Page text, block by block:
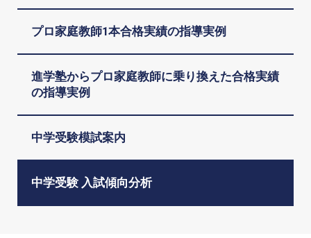
プロ家庭教師1本合格実績の指導実例
進学塾からプロ家庭教師に乗り換えた合格実績
の指導実例
中学受験模試案内
中学受験 入試傾向分析